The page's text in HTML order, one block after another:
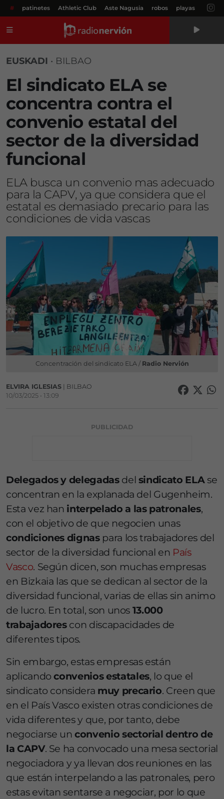
# patinetes Athletic Club Aste Nagusia robos playas
EUSKADI • BILBAO
El sindicato ELA se
concentra contra el
convenio estatal del
sector de la diversidad
funcional
ELA busca un convenio mas adecuado
para la CAPV, ya que considera que el
estatal es demasiado precario para las
condiciones de vida vascas
Concentración del sindicato ELA / Radio Nervión
ELVIRA IGLESIAS | BILBAO
10/03/2025 • 13:09
PUBLICIDAD
Delegados y delegadasdel sindicato ELAse
concentran en la explanada del Gugenheim.
Esta vez han interpelado a las patronales,
con el objetivo de que negocien unas
condiciones dignaspara los trabajadores del
sector de la diversidad funcional en País
Vasco. Según dicen, son muchas empresas
en Bizkaia las que se dedican al sector de la
diversidad funcional, varias de ellas sin animo
de lucro. En total, son unos 13.000
trabajadorescon discapacidades de
diferentes tipos.
Sin embargo, estas empresas están
aplicandoconvenios estatales, lo que el
sindicato considera muy precario. Creen que
en el País Vasco existen otras condiciones de
vida diferentes y que, por tanto, debe
negociarse unconvenio sectorial dentro de
la CAPV. Se ha convocado una mesa sectorial
negociadora y ya llevan dos reuniones en las
que están interpelando a las patronales, pero
estas evitan sentarse a negociar, por lo que